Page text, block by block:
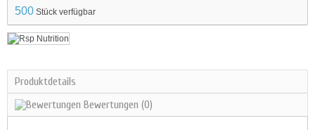
500 Stück verfügbar
Produktdetails
Bewertungen (0)